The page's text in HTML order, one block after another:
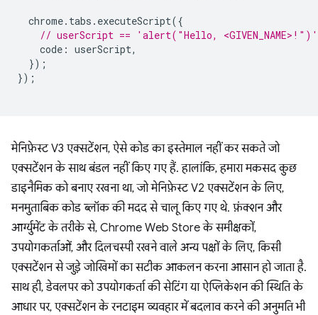
chrome. tabs . executeScript({
// userScript == 'alert("Hello, <GIVEN_NAME>!")'
code : userScript,
});
});
मेनिफ़ेस्ट V3 एक्सटेंशन, ऐसे कोड का इस्तेमाल नहीं कर सकते जो
एक्सटेंशन के साथ बंडल नहीं किए गए हैं. हालांकि, हमारा मकसद कुछ
डाइनैमिक को बनाए रखना था, जो मेनिफ़ेस्ट V2 एक्सटेंशन के लिए,
मनमुताबिक कोड ब्लॉक की मदद से चालू किए गए थे. फ़ंक्शन और
आर्ग्युमेंट के तरीके से, Chrome Web Store के समीक्षकों,
उपयोगकर्ताओं, और दिलचस्पी रखने वाले अन्य पक्षों के लिए, किसी
एक्सटेंशन से जुड़े जोखिमों का सटीक आकलन करना आसान हो जाता है.
साथ ही, डेवलपर को उपयोगकर्ता की सेटिंग या ऐप्लिकेशन की स्थिति के
आधार पर, एक्सटेंशन के रनटाइम व्यवहार में बदलाव करने की अनुमति भी